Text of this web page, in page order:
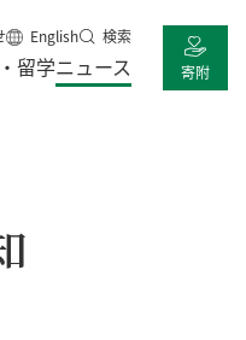
留学ニュース
English
寄附
検索